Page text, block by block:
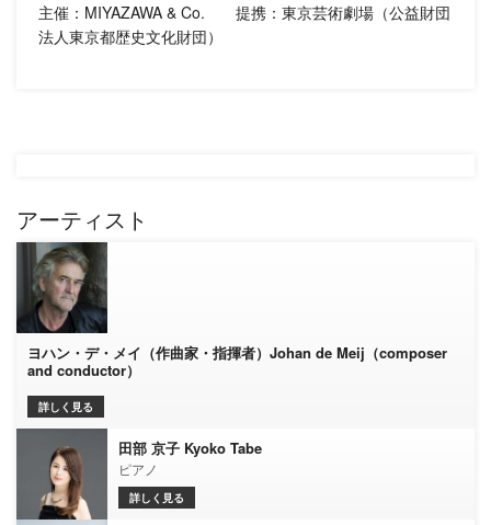
主催：MIYAZAWA & Co. 提携：東京芸術劇場（公益財団
法人東京都歴史文化財団）
アーティスト
ヨハン・デ・メイ（作曲家・指揮者）Johan de Meij（composer
and conductor）
詳しく見る
田部 京子 Kyoko Tabe
ピアノ
詳しく見る